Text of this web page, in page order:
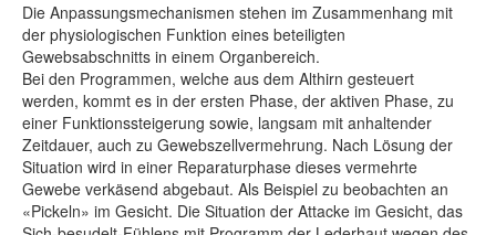
Die Anpassungsmechanismen stehen im Zusammenhang mit
der physiologischen Funktion eines beteiligten
Gewebsabschnitts in einem Organbereich.
Bei den Programmen, welche aus dem Althirn gesteuert
werden, kommt es in der ersten Phase, der aktiven Phase, zu
einer Funktionssteigerung sowie, langsam mit anhaltender
Zeitdauer, auch zu Gewebszellvermehrung. Nach Lösung der
Situation wird in einer Reparaturphase dieses vermehrte
Gewebe verkäsend abgebaut. Als Beispiel zu beobachten an
«Pickeln» im Gesicht. Die Situation der Attacke im Gesicht, das